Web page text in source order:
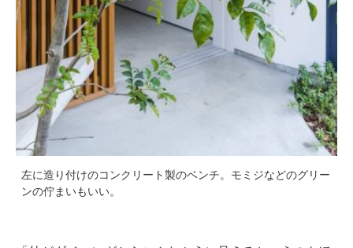
左に造り付けのコンクリート製のベンチ。モミジなどのグリー
ンの佇まいもいい。